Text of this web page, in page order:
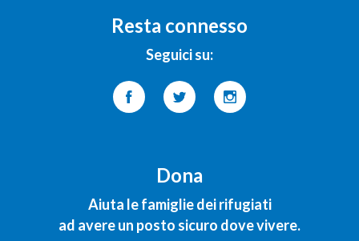
Resta connesso
Seguici su:
Dona
Aiuta le famiglie dei rifugiati
ad avere un posto sicuro dove vivere.